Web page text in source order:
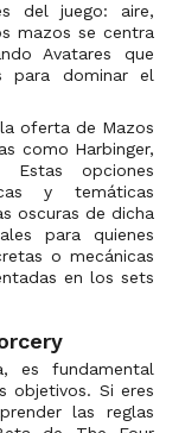
del juego: aire,
mazos se centra
Avatares que
para dominar el
oferta de Mazos
como Harbinger,
Estas opciones
y temáticas
oscuras de dicha
para quienes
o mecánicas
en los sets
es fundamental
objetivos. Si eres
las reglas